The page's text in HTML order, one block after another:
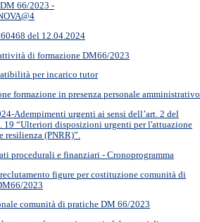
66/2023 -
del 12.04.2024
di formazione DM66/2023
per incarico tutor
formazione in presenza personale amministrativo
Adempimenti urgenti ai sensi dell’art. 2 del
19 “Ulteriori disposizioni urgenti per l'attuazione
resilienza (PNRR)”.
procedurali e finanziari - Cronoprogramma
figure per costituzione comunità di
2023
comunità di pratiche DM 66/2023